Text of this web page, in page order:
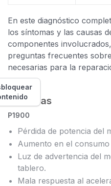
En este diagnóstico
los síntomas y las causas
componentes
preguntas frecuentes
necesarias para la
Síntomas
P1900
Pérdida de potencia del
Aumento en el
Luz de advertencia del
tablero.
Mala respuesta al